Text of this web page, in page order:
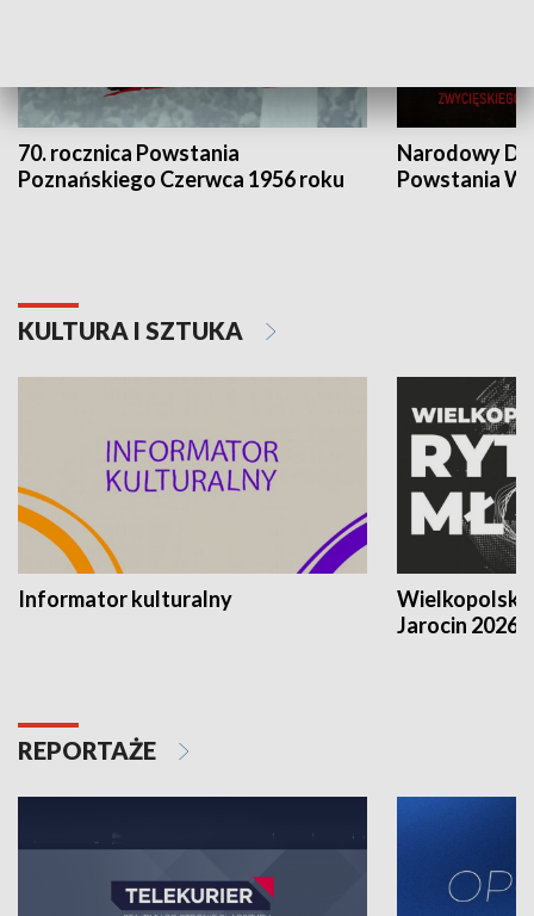
70. rocznica Powstania
Poznańskiego Czerwca 1956 roku
Narodowy
Powstania
KULTURA I SZTUKA
Informator kulturalny
Jarocin 2026
REPORTAŻE